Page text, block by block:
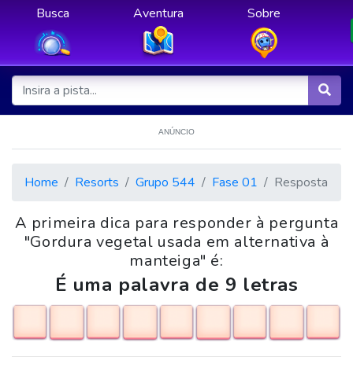
Busca Aventura Sobre
ANÚNCIO
Home Resorts Grupo 544 Fase 01 Resposta
A primeira dica para responder à pergunta
"Gordura vegetal usada em alternativa à
manteiga" é:
É uma palavra de 9 letras